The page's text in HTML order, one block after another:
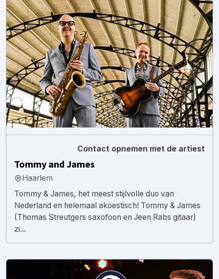
Contact opnemen met de artiest
Tommy and James
Haarlem
Tommy & James, het meest stijlvolle duo van
Nederland en helemaal akoestisch! Tommy & James
(Thomas Streutgers saxofoon en Jeen Rabs gitaar)
zi...